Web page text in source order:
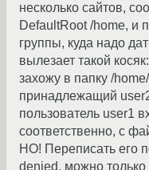
несколько сайтов,
DefaultRoot /home, и
группы, куда надо
вылезает такой
захожу в папку /
принадлежащий
пользователь user1
соответственно, с
НО! Переписать его
denied, можно только